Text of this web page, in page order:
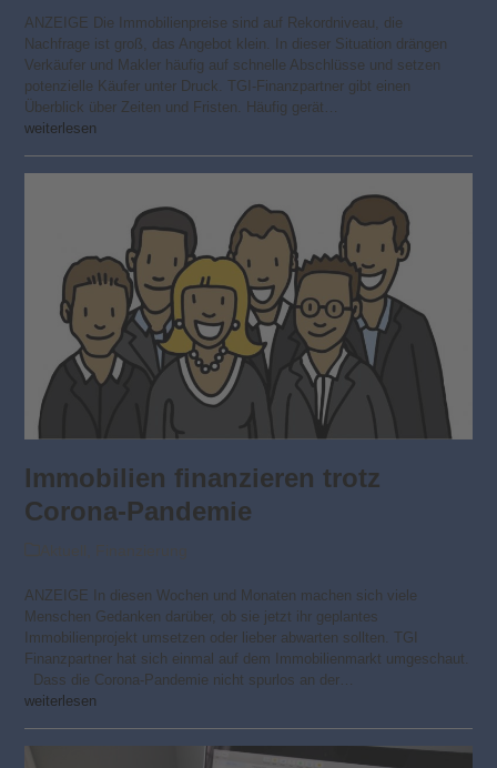
ANZEIGE Die Immobilienpreise sind auf Rekordniveau, die
Nachfrage ist groß, das Angebot klein. In dieser Situation drängen
Verkäufer und Makler häufig auf schnelle Abschlüsse und setzen
potenzielle Käufer unter Druck. TGI-Finanzpartner gibt einen
Überblick über Zeiten und Fristen. Häufig gerät…
weiterlesen
Immobilien finanzieren trotz
Corona-Pandemie
ANZEIGE In diesen Wochen und Monaten machen sich viele
Menschen Gedanken darüber, ob sie jetzt ihr geplantes
Immobilienprojekt umsetzen oder lieber abwarten sollten. TGI
Finanzpartner hat sich einmal auf dem Immobilienmarkt umgeschaut.
Dass die Corona-Pandemie nicht spurlos an der…
weiterlesen